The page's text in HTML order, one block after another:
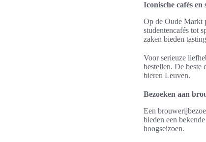
Iconische cafés
Op de Oude Markt
studentencafés tot
zaken bieden
Voor serieuze
bestellen. De beste
bieren Leuven.
Bezoeken aan
Een
bieden een
hoogseizoen.